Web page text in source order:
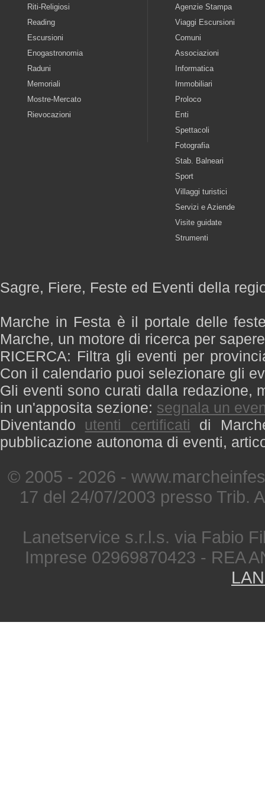
Riti-Religiosi
Reading
Escursioni
Enogastronomia
Raduni
Memoriali
Mostre-Mercato
Rievocazioni
Agenzie Stampa
Viaggi Escursioni
Comuni
Associazioni
Informatica
Immobiliari
Proloco
Enti
Spettacoli
Fotografia
Stab. Balneari
Sport
Villaggi turistici
Servizi e Aziende
Visite guidate
Strumenti
Sagre, Fiere, Feste ed Eventi della
Marche in Festa è il portale delle
Marche, un motore di ricerca per
RICERCA: Filtra gli eventi per
Con il calendario puoi selezionare gli
Gli eventi sono curati dalla redazione,
in un'apposita sezione: segnala un
Diventando utenti certificati di
pubblicazione autonoma di eventi,
© 2005 - 2026 -
17 del 24/07/2003 presso Trib.
Lanetservice s.r.l.s. via Fabio
Imprese 02969870423 - REA